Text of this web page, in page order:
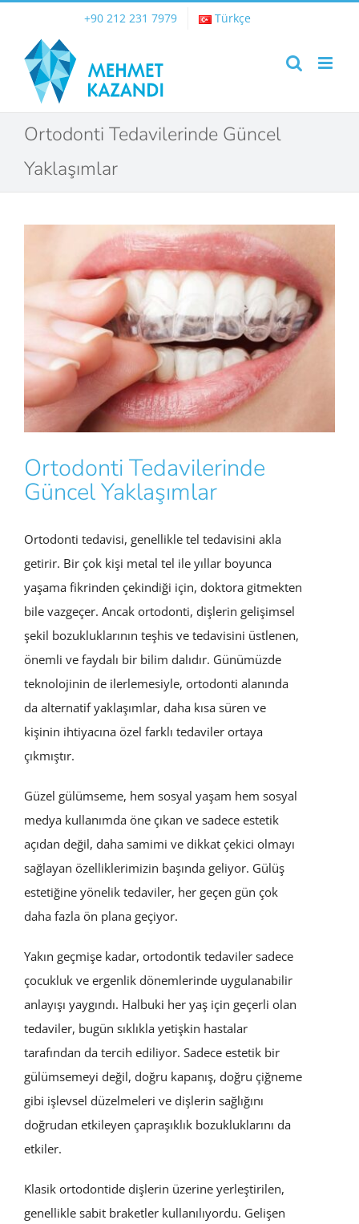
content
+90 212 231 7979 Türkçe
Ortodonti Tedavilerinde Güncel
Yaklaşımlar
Ortodonti Tedavilerinde
Güncel Yaklaşımlar
Ortodonti tedavisi, genellikle tel tedavisini akla
getirir. Bir çok kişi metal tel ile yıllar boyunca
yaşama fikrinden çekindiği için, doktora gitmekten
bile vazgeçer. Ancak ortodonti, dişlerin gelişimsel
şekil bozukluklarının teşhis ve tedavisini üstlenen,
önemli ve faydalı bir bilim dalıdır. Günümüzde
teknolojinin de ilerlemesiyle, ortodonti alanında
da alternatif yaklaşımlar, daha kısa süren ve
kişinin ihtiyacına özel farklı tedaviler ortaya
çıkmıştır.
Güzel gülümseme, hem sosyal yaşam hem sosyal
medya kullanımda öne çıkan ve sadece estetik
açıdan değil, daha samimi ve dikkat çekici olmayı
sağlayan özelliklerimizin başında geliyor. Gülüş
estetiğine yönelik tedaviler, her geçen gün çok
daha fazla ön plana geçiyor.
Yakın geçmişe kadar, ortodontik tedaviler sadece
çocukluk ve ergenlik dönemlerinde uygulanabilir
anlayışı yaygındı. Halbuki her yaş için geçerli olan
tedaviler, bugün sıklıkla yetişkin hastalar
tarafından da tercih ediliyor. Sadece estetik bir
gülümsemeyi değil, doğru kapanış, doğru çiğneme
gibi işlevsel düzelmeleri ve dişlerin sağlığını
doğrudan etkileyen çapraşıklık bozukluklarını da
etkiler.
Klasik ortodontide dişlerin üzerine yerleştirilen,
genellikle sabit braketler kullanılıyordu. Gelişen